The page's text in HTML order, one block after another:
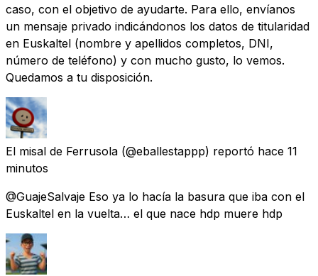
caso, con el objetivo de ayudarte. Para ello, envíanos
un mensaje privado indicándonos los datos de titularidad
en Euskaltel (nombre y apellidos completos, DNI,
número de teléfono) y con mucho gusto, lo vemos.
Quedamos a tu disposición.
El misal de Ferrusola (@eballestappp) reportó hace 11
minutos
@GuajeSalvaje Eso ya lo hacía la basura que iba con el
Euskaltel en la vuelta… el que nace hdp muere hdp